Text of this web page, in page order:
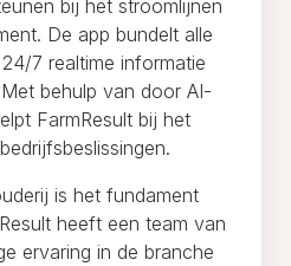
bij het stroomlijnen
De app bundelt alle
7 realtime informatie
behulp van door AI-
FarmResult bij het
is het fundament
heeft een team van
ervaring in de branche